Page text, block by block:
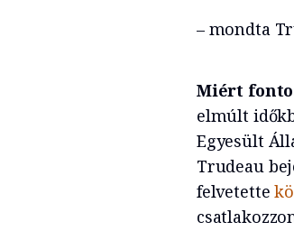
– mondta
Miért
elmúlt
Egyesült
Trudeau
felvetette